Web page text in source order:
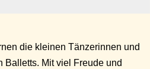
die kleinen Tänzerinnen und
Mit viel Freude und